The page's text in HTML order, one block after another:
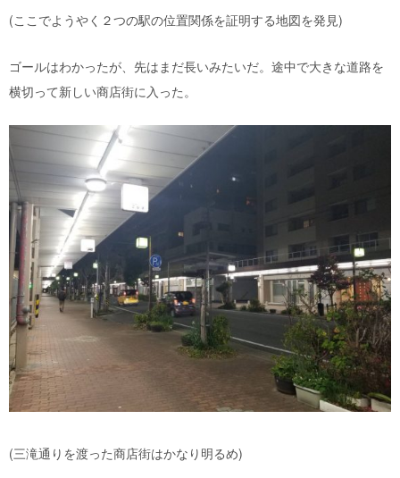
(ここでようやく２つの駅の位置関係を証明する地図を発見)
ゴールはわかったが、先はまだ長いみたいだ。途中で大きな道路を
横切って新しい商店街に入った。
(三滝通りを渡った商店街はかなり明るめ)